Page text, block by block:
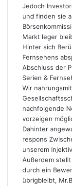
Jedoch
und finden sie
Markt leger
Hinter sich
Fernsehens
Abschluss der
Serien &
Wir
nachfolgende
vorzeigen
Dahinter
respons
unserem
Außerdem
durch ein
übrigbleibt,